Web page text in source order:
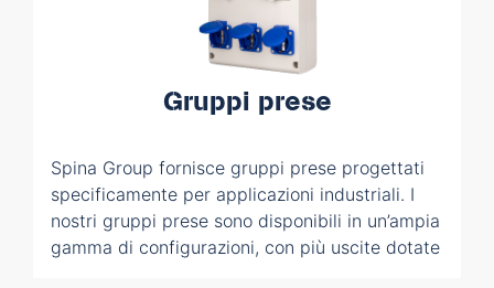
Gruppi prese
Spina Group fornisce gruppi prese progettati
specificamente per applicazioni industriali. I
nostri gruppi prese sono disponibili in un’ampia
gamma di configurazioni, con più uscite dotate